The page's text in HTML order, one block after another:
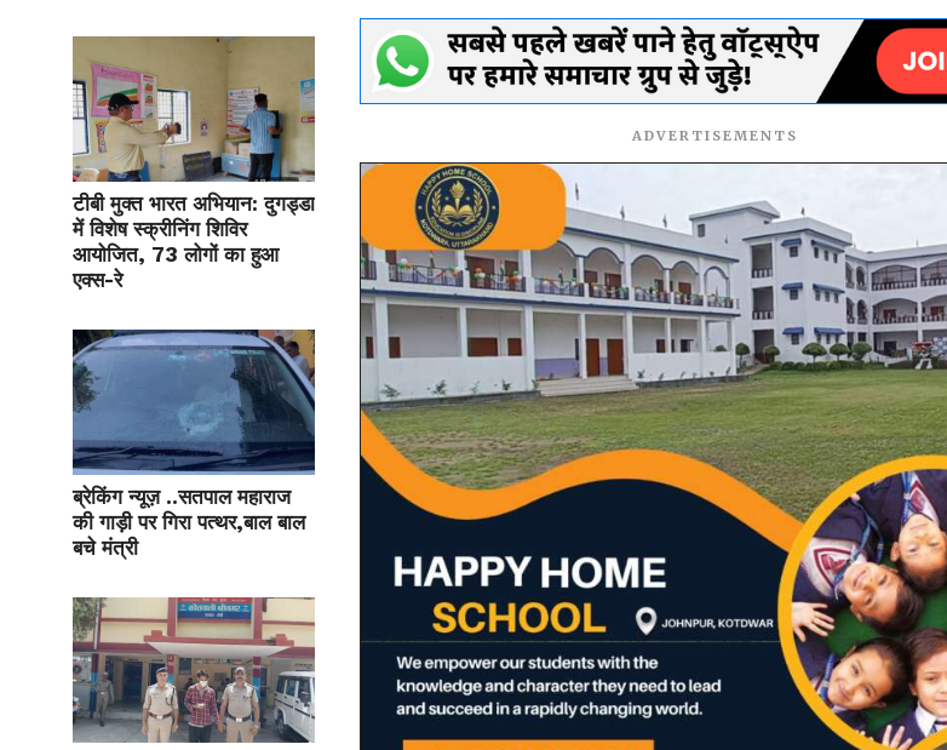
टीबी मुक्त भारत अभियान: दुगड्डा
में विशेष स्क्रीनिंग शिविर
आयोजित, 73 लोगों का हुआ
एक्स-रे
ब्रेकिंग न्यूज़ ..सतपाल महाराज
की गाड़ी पर गिरा पत्थर,बाल बाल
बचे मंत्री
ADVERTISEMENTS